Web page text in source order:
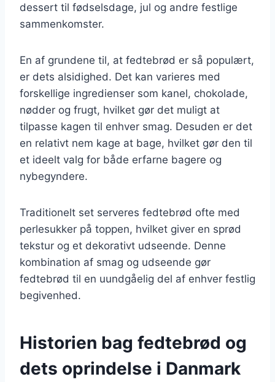
dessert til fødselsdage, jul og andre festlige
sammenkomster.
En af grundene til, at fedtebrød er så populært,
er dets alsidighed. Det kan varieres med
forskellige ingredienser som kanel, chokolade,
nødder og frugt, hvilket gør det muligt at
tilpasse kagen til enhver smag. Desuden er det
en relativt nem kage at bage, hvilket gør den til
et ideelt valg for både erfarne bagere og
nybegyndere.
Traditionelt set serveres fedtebrød ofte med
perlesukker på toppen, hvilket giver en sprød
tekstur og et dekorativt udseende. Denne
kombination af smag og udseende gør
fedtebrød til en uundgåelig del af enhver festlig
begivenhed.
Historien bag fedtebrød og
dets oprindelse i Danmark